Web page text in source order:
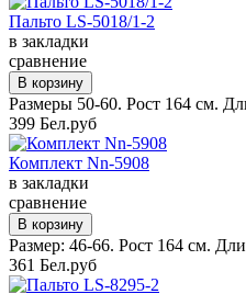
Пальто LS-5018/1-2
в закладки
сравнение
Размеры 50-60. Рост 164 см.
399 Бел.руб
Комплект Nn-5908
в закладки
сравнение
Размер: 46-66. Рост 164 см.
361 Бел.руб